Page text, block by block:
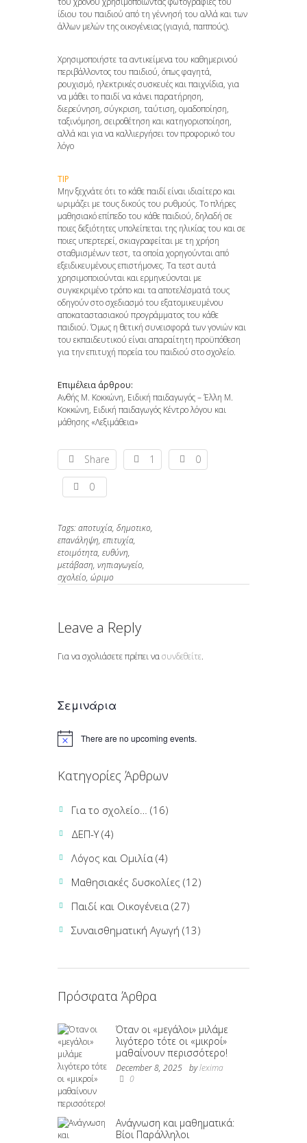
ίδιου του παιδιού από τη γέννησή του αλλά και των
άλλων μελών της οικογένειας (γιαγιά, παππούς).
Χρησιμοποιήστε τα αντικείμενα του καθημερινού
περιβάλλοντος του παιδιού, όπως φαγητά,
ρουχισμό, ηλεκτρικές συσκευές και παιχνίδια, για
να μάθει το παιδί να κάνει παρατήρηση,
διερεύνηση, σύγκριση, ταύτιση, ομαδοποίηση,
ταξινόμηση, σειροθέτηση και κατηγοριοποίηση,
αλλά και για να καλλιεργήσει τον προφορικό του
λόγο
TIP
Μην ξεχνάτε ότι το κάθε παιδί είναι ιδιαίτερο και
ωριμάζει με τους δικούς του ρυθμούς. Το πλήρες
μαθησιακό επίπεδο του κάθε παιδιού, δηλαδή σε
ποιες δεξιότητες υπολείπεται της ηλικίας του και σε
ποιες υπερτερεί, σκιαγραφείται με τη χρήση
σταθμισμένων τεστ, τα οποία χορηγούνται από
εξειδικευμένους επιστήμονες. Τα τεστ αυτά
χρησιμοποιούνται και ερμηνεύονται με
συγκεκριμένο τρόπο και τα αποτελέσματά τους
οδηγούν στο σχεδιασμό του εξατομικευμένου
αποκαταστασιακού προγράμματος του κάθε
παιδιού. Όμως η θετική συνεισφορά των γονιών και
του εκπαιδευτικού είναι απαραίτητη προϋπόθεση
για την επιτυχή πορεία του παιδιού στο σχολείο.
Επιμέλεια άρθρου:
Ανθής Μ. Κοκκώνη, Ειδική παιδαγωγός – Έλλη Μ.
Κοκκώνη, Ειδική παιδαγωγός Κέντρο λόγου και
μάθησης «Λεξιμάθεια»
Share 1 0
0
Tags:αποτυχία, δημοτικο,
επανάληψη, επιτυχία,
ετοιμότητα, ευθύνη,
μετάβαση, νηπιαγωγείο,
σχολείο, ώριμο
Leave a Reply
Για να σχολιάσετε πρέπει νασυνδεθείτε.
Σεμινάρια
There are no upcoming events.
Κατηγορίες Άρθρων
Για το σχολείο… (16)
ΔΕΠ-Υ(4)
Λόγος και Ομιλία (4)
Μαθησιακές δυσκολίες (12)
Παιδί και Οικογένεια (27)
Συναισθηματική Αγωγή (13)
Πρόσφατα Άρθρα
Όταν οι «μεγάλοι» μιλάμε
λιγότερο τότε οι «μικροί»
μαθαίνουν περισσότερο!
December 8, 2025 bylexima
0
Ανάγνωση και μαθηματικά:
Βίοι Παράλληλοι